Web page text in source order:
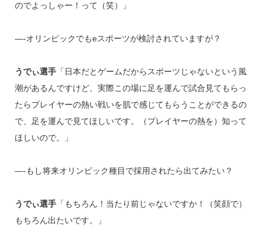
のでよっしゃー！って（笑）」
—-オリンピックでもeスポーツが検討されていますが？
うでぃ選手「日本だとゲームだからスポーツじゃないという風
潮があるんですけど、実際この場に足を運んで試合見てもらっ
たらプレイヤーの熱い戦いを肌で感じてもらうことができるの
で、足を運んで見てほしいです。（プレイヤーの熱を）知って
ほしいので。」
—-もし将来オリンピック種目で採用されたら出てみたい？
うでぃ選手「もちろん！当たり前じゃないですか！（笑顔で）
もちろん出たいです。」